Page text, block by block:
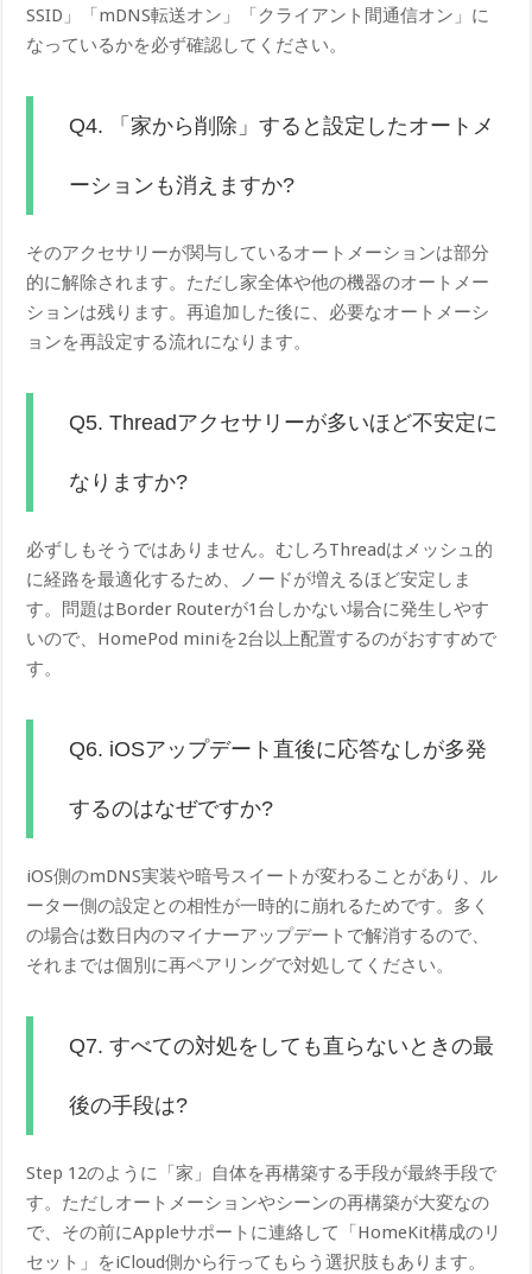
SSID」「mDNS転送オン」「クライアント間通信オン」に
なっているかを必ず確認してください。
Q4. 「家から削除」すると設定したオートメ
ーションも消えますか?
そのアクセサリーが関与しているオートメーションは部分
的に解除されます。ただし家全体や他の機器のオートメー
ションは残ります。再追加した後に、必要なオートメーシ
ョンを再設定する流れになります。
Q5. Threadアクセサリーが多いほど不安定に
なりますか?
必ずしもそうではありません。むしろThreadはメッシュ的
に経路を最適化するため、ノードが増えるほど安定しま
す。問題はBorder Routerが1台しかない場合に発生しやす
いので、HomePod miniを2台以上配置するのがおすすめで
す。
Q6. iOSアップデート直後に応答なしが多発
するのはなぜですか?
iOS側のmDNS実装や暗号スイートが変わることがあり、ル
ーター側の設定との相性が一時的に崩れるためです。多く
の場合は数日内のマイナーアップデートで解消するので、
それまでは個別に再ペアリングで対処してください。
Q7. すべての対処をしても直らないときの最
後の手段は?
Step 12のように「家」自体を再構築する手段が最終手段で
す。ただしオートメーションやシーンの再構築が大変なの
で、その前にAppleサポートに連絡して「HomeKit構成のリ
セット」をiCloud側から行ってもらう選択肢もあります。